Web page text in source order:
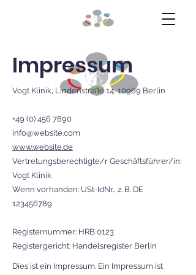
Impressum
Vogt Klinik, Lindenstraße 14, 10969 Berlin
+49 (0) 456 7890
info@website.com
www.website.de
Vertretungsberechtigte/r Geschäftsführer/in:
Vogt Klinik
Wenn vorhanden: USt-IdNr., z. B. DE
123456789
Registernummer: HRB 0123
Registergericht: Handelsregister Berlin
Dies ist ein Impressum. Ein Impressum ist